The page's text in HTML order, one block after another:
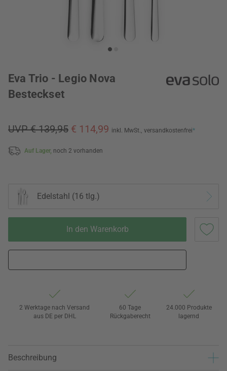
Eva Trio - Legio Nova
Besteckset
UVP € 139,95 € 114,99 inkl. MwSt., versandkostenfrei*
Auf Lager, noch 2 vorhanden
Edelstahl (16 tlg.)
In den Warenkorb
2 Werktage nach Versand
aus DE per DHL
60 Tage
Rückgaberecht
24.000 Produkte
lagernd
Beschreibung